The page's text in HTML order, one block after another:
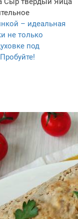
– идеальная
не только
под